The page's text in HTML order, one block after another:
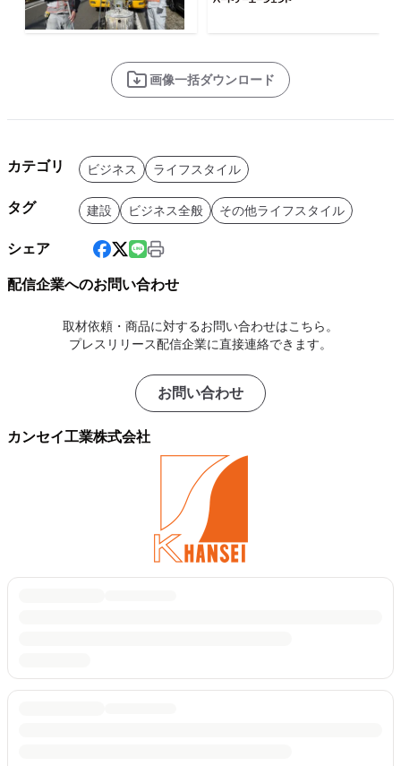
画像一括ダウンロード
カテゴリ ビジネス ライフスタイル
タグ 建設 ビジネス全般 その他ライフスタイル
シェア
配信企業へのお問い合わせ
取材依頼・商品に対するお問い合わせはこちら。
プレスリリース配信企業に直接連絡できます。
お問い合わせ
カンセイ工業株式会社